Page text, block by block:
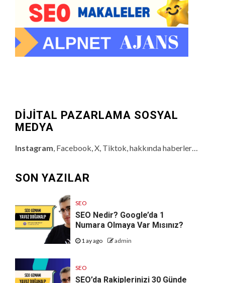
DİJİTAL PAZARLAMA SOSYAL
MEDYA
Instagram , Facebook, X, Tiktok, hakkında haberler…
SON YAZILAR
SEO
SEO Nedir? Google’da 1
Numara Olmaya Var Mısınız?
1 ay ago admin
SEO
SEO’da Rakiplerinizi 30 Günde